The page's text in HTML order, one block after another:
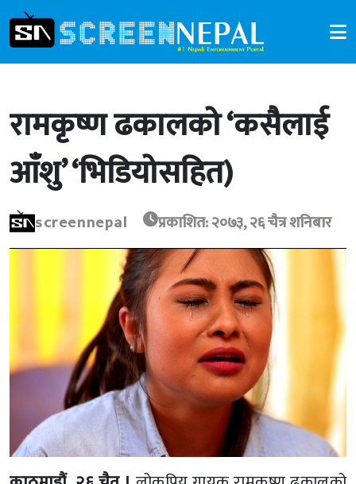
रामकृष्ण ढकालको ‘कसैलाई
आँशु’ ‘भिडियोसहित)
screennepal प्रकाशित: २०७३, २६ चैत्र शनिबार